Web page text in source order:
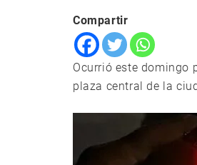
Compartir
Ocurrió este domingo
plaza central de la